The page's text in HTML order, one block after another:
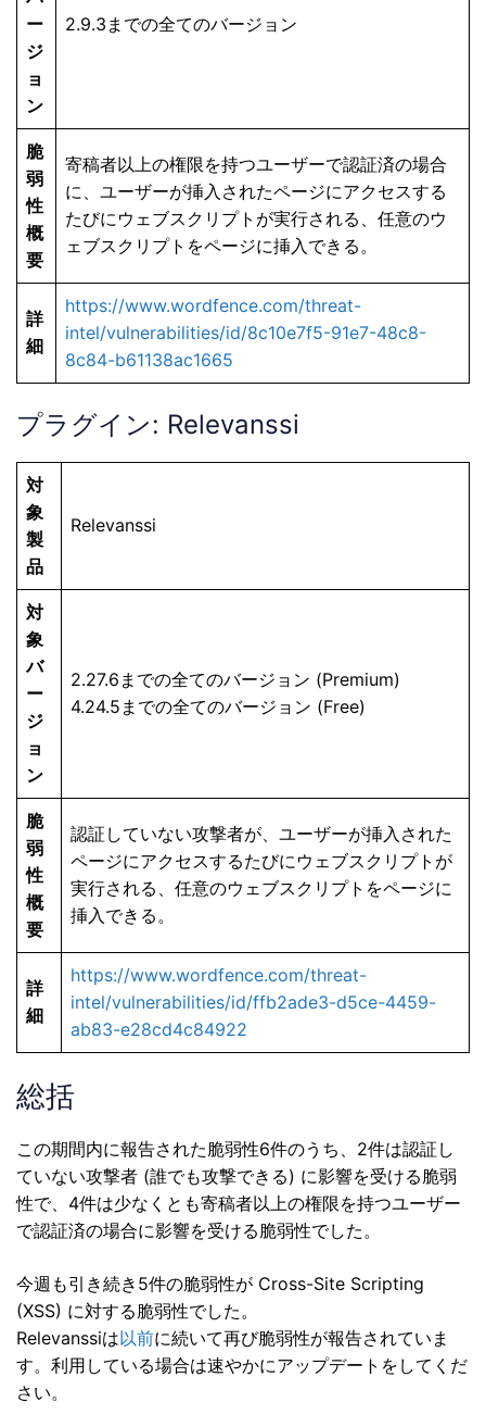
ー
ジ
ョ
ン
2.9.3までの全てのバージョン
脆
弱
性
概
要
寄稿者以上の権限を持つユーザーで認証済の場合
に、ユーザーが挿入されたページにアクセスする
たびにウェブスクリプトが実行される、任意のウ
ェブスクリプトをページに挿入できる。
詳
細
https://www.wordfence.com/threat-
intel/vulnerabilities/id/8c10e7f5-91e7-48c8-
8c84-b61138ac1665
プラグイン: Relevanssi
対
象
製
品
Relevanssi
対
象
バ
ー
ジ
ョ
ン
2.27.6までの全てのバージョン (Premium)
4.24.5までの全てのバージョン (Free)
脆
弱
性
概
要
認証していない攻撃者が、ユーザーが挿入された
ページにアクセスするたびにウェブスクリプトが
実行される、任意のウェブスクリプトをページに
挿入できる。
詳
細
https://www.wordfence.com/threat-
intel/vulnerabilities/id/ffb2ade3-d5ce-4459-
ab83-e28cd4c84922
総括
この期間内に報告された脆弱性6件のうち、2件は認証し
ていない攻撃者 (誰でも攻撃できる) に影響を受ける脆弱
性で、4件は少なくとも寄稿者以上の権限を持つユーザー
で認証済の場合に影響を受ける脆弱性でした。
今週も引き続き5件の脆弱性が Cross-Site Scripting
(XSS) に対する脆弱性でした。
Relevanssiは以前に続いて再び脆弱性が報告されていま
す。利用している場合は速やかにアップデートをしてくだ
さい。